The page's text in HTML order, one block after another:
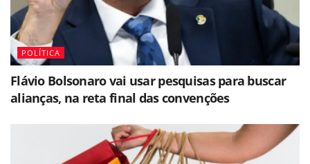
POLÍTICA
Flávio Bolsonaro vai usar pesquisas para buscar
alianças, na reta final das convenções